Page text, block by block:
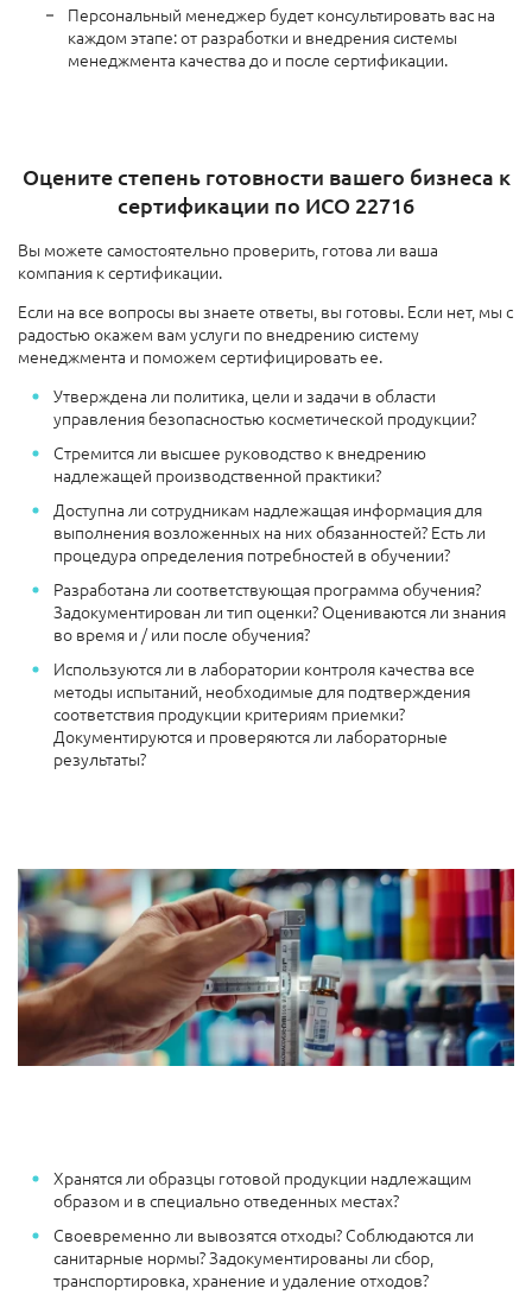
Персональный менеджер будет консультировать вас на
каждом этапе: от разработки и внедрения системы
менеджмента качества до и после сертификации.
Оцените степень готовности вашего бизнеса к
сертификации по ИСО 22716
Вы можете самостоятельно проверить, готова ли ваша
компания к сертификации.
Если на все вопросы вы знаете ответы, вы готовы. Если нет, мы с
радостью окажем вам услуги по внедрению систему
менеджмента и поможем сертифицировать ее.
Утверждена ли политика, цели и задачи в области
управления безопасностью косметической продукции?
Стремится ли высшее руководство к внедрению
надлежащей производственной практики?
Доступна ли сотрудникам надлежащая информация для
выполнения возложенных на них обязанностей? Есть ли
процедура определения потребностей в обучении?
Разработана ли соответствующая программа обучения?
Задокументирован ли тип оценки? Оцениваются ли знания
во время и / или после обучения?
Используются ли в лаборатории контроля качества все
методы испытаний, необходимые для подтверждения
соответствия продукции критериям приемки?
Документируются и проверяются ли лабораторные
результаты?
Хранятся ли образцы готовой продукции надлежащим
образом и в специально отведенных местах?
Своевременно ли вывозятся отходы? Соблюдаются ли
санитарные нормы? Задокументированы ли сбор,
транспортировка, хранение и удаление отходов?